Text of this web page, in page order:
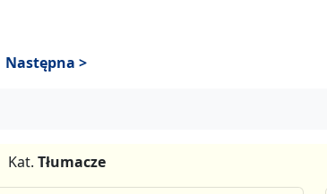
Następna >
Kat. Tłumacze